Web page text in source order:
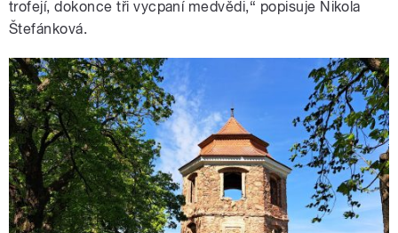
trofejí, dokonce tři vycpaní medvědi,“ popisuje Nikola
Štefánková.